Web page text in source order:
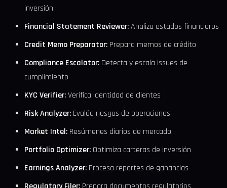
inversión
Financial Statement Reviewer:Analiza estados financieros
Credit Memo Preparator: Prepara memos de crédito
Compliance Escalator: Detecta y escala issues de
cumplimiento
KYC Verifier:Verifica identidad de clientes
Risk Analyzer: Evalúa riesgos de operaciones
Market Intel: Resúmenes diarios de mercado
Portfolio Optimizer: Optimiza carteras de inversión
Earnings Analyzer: Procesa reportes de ganancias